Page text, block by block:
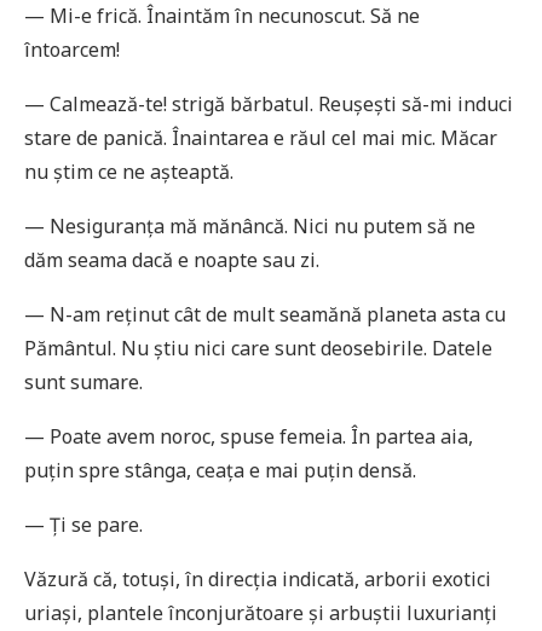
— Mi-e frică. Înaintăm în necunoscut. Să ne
întoarcem!
— Calmează-te! strigă bărbatul. Reușești să-mi induci
stare de panică. Înaintarea e răul cel mai mic. Măcar
nu știm ce ne așteaptă.
— Nesiguranța mă mănâncă. Nici nu putem să ne
dăm seama dacă e noapte sau zi.
— N-am reținut cât de mult seamănă planeta asta cu
Pământul. Nu știu nici care sunt deosebirile. Datele
sunt sumare.
— Poate avem noroc, spuse femeia. În partea aia,
puțin spre stânga, ceața e mai puțin densă.
— Ți se pare.
Văzură că, totuși, în direcția indicată, arborii exotici
uriași, plantele înconjurătoare și arbuștii luxurianți